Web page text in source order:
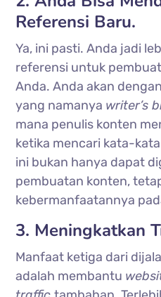
Referensi Baru.
Ya, ini pasti. Anda jadi
referensi untuk
Anda. Anda akan
yang namanya writer’s
mana penulis konten
ketika mencari kata-
ini bukan hanya dapat
pembuatan konten,
kebermanfaatannya
3. Meningkatkan
Manfaat ketiga dari
adalah membantu